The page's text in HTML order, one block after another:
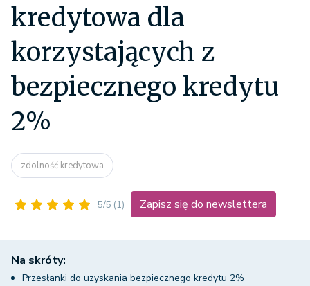
kredytowa dla
korzystających z
bezpiecznego kredytu
2%
zdolność kredytowa
5/5 (1) Zapisz się do newslettera
Na skróty:
Przesłanki do uzyskania bezpiecznego kredytu 2%